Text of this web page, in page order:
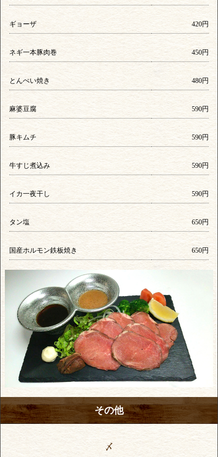
ギョーザ 420円
ネギ一本豚肉巻 450円
とんぺい焼き 480円
麻婆豆腐 590円
豚キムチ 590円
牛すじ煮込み 590円
イカ一夜干し 590円
タン塩 650円
国産ホルモン鉄板焼き 650円
その他
〆